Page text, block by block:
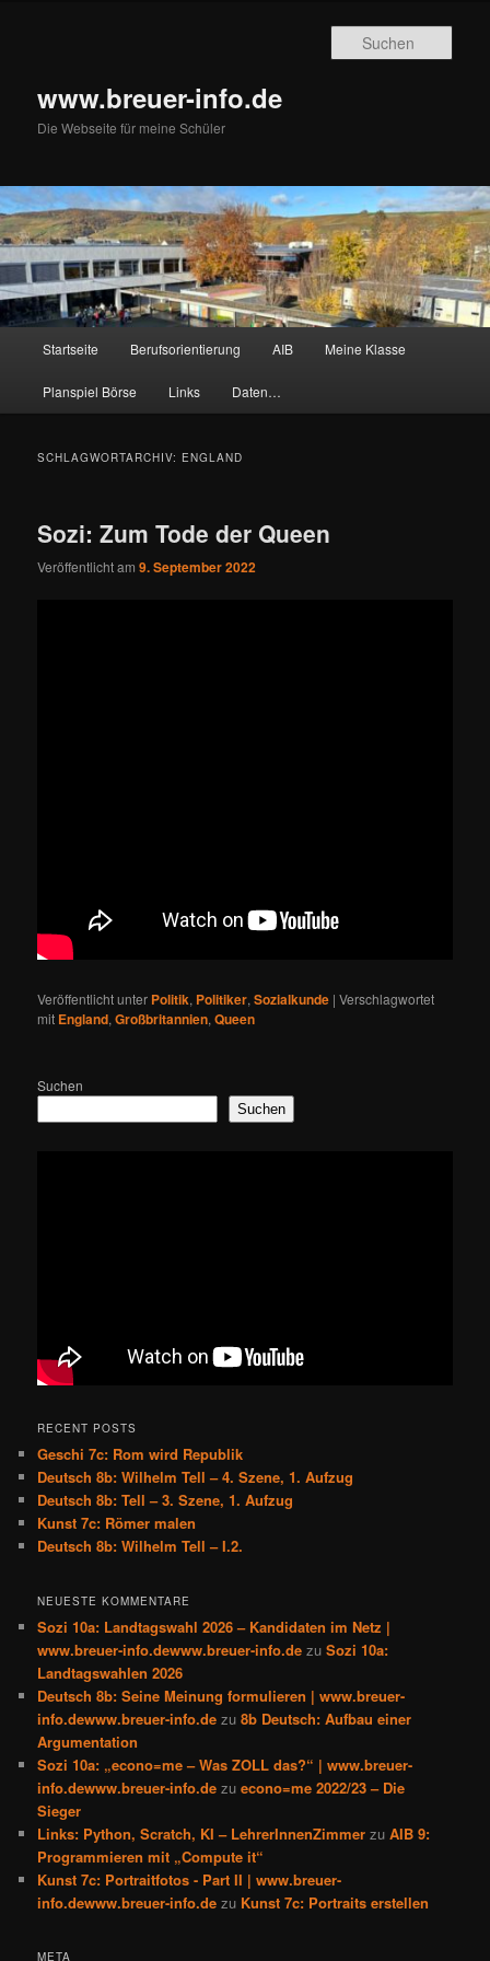
www.breuer-info.de
Die Webseite für meine Schüler
Startseite Berufsorientierung AIB Meine Klasse
Planspiel Börse Links Daten…
SCHLAGWORTARCHIV: ENGLAND
Sozi: Zum Tode der Queen
Veröffentlicht am9. September 2022
Veröffentlicht unter Politik, Politiker,Sozialkunde |Verschlagwortet
mit England,Großbritannien,Queen
Suchen
Suchen
RECENT POSTS
Geschi 7c: Rom wird Republik
Deutsch 8b: Wilhelm Tell – 4. Szene, 1. Aufzug
Deutsch 8b: Tell – 3. Szene, 1. Aufzug
Kunst 7c: Römer malen
Deutsch 8b: Wilhelm Tell – I.2.
NEUESTE KOMMENTARE
Sozi 10a: Landtagswahl 2026 – Kandidaten im Netz |
www.breuer-info.dewww.breuer-info.de zuSozi 10a:
Landtagswahlen 2026
Deutsch 8b: Seine Meinung formulieren | www.breuer-
info.dewww.breuer-info.de zu8b Deutsch: Aufbau einer
Argumentation
Sozi 10a: „econo=me – Was ZOLL das?“ | www.breuer-
info.dewww.breuer-info.de zuecono=me 2022/23 – Die
Sieger
Links: Python, Scratch, KI – LehrerInnenZimmer zuAIB 9:
Programmieren mit „Compute it“
Kunst 7c: Portraitfotos - Part II | www.breuer-
info.dewww.breuer-info.de zu Kunst 7c: Portraits erstellen
META